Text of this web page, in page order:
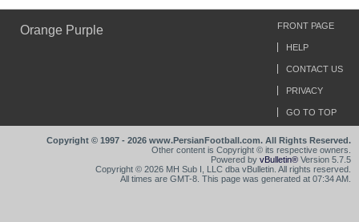
Orange Purple FRONT PAGE
HELP
CONTACT US
PRIVACY
GO TO TOP
Copyright © 1997 - 2026 www.PersianFootball.com. All Rights Reserved.
Other content is Copyright © its respective owners.
Powered by vBulletin® Version 5.7.5
Copyright © 2026 MH Sub I, LLC dba vBulletin. All rights reserved.
All times are GMT-8. This page was generated at 07:34 AM.